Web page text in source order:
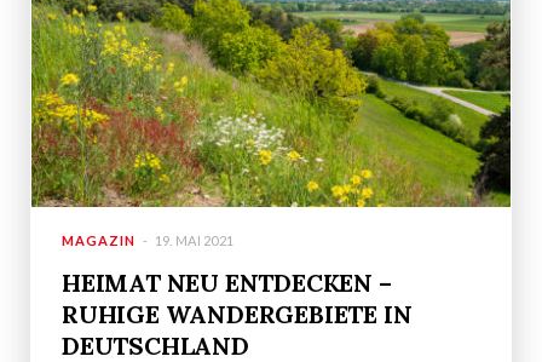
MAGAZIN 19. MAI 2021
HEIMAT NEU ENTDECKEN –
RUHIGE WANDERGEBIETE IN
DEUTSCHLAND